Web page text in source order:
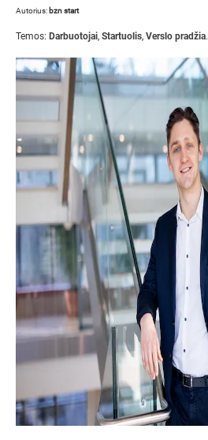
Autorius: bzn start
Temos: Darbuotojai, Startuolis, Verslo pradžia.